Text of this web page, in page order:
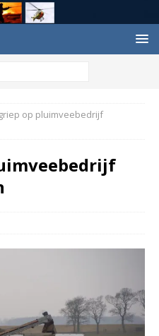
op pluimveebedrijf